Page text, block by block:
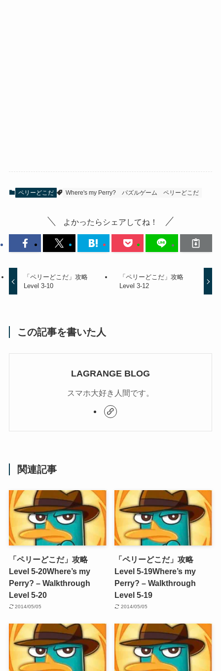
ペリーどこだ Where's my Perry? パズルゲーム ペリーどこだ
よかったらシェアしてね！
「ペリーどこだ」攻略
Level 3-10
「ペリーどこだ」攻略
Level 3-12
この記事を書いた人
LAGRANGE BLOG
スマホ大好き人間です。
関連記事
「ペリーどこだ」攻略
Level 5-20Where’s my
Perry? – Walkthrough
Level 5-20
2014/05/05
「ペリーどこだ」攻略
Level 5-19Where’s my
Perry? – Walkthrough
Level 5-19
2014/05/05